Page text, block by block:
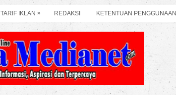
TARIF IKLAN » REDAKSI KETENTUAN PENGGUNAAN